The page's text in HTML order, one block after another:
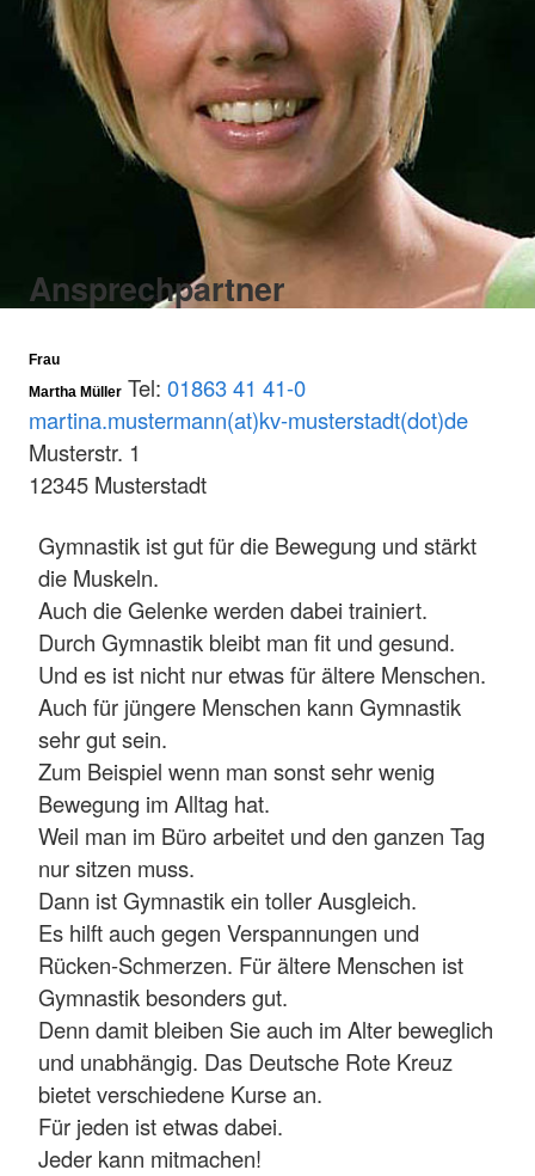
Ansprechpartner
Frau
Martha Müller Tel: 01863 41 41-0
martina.mustermann(at)kv-musterstadt(dot)de
Musterstr. 1
12345 Musterstadt
Gymnastik ist gut für die Bewegung und stärkt
die Muskeln.
Auch die Gelenke werden dabei trainiert.
Durch Gymnastik bleibt man fit und gesund.
Und es ist nicht nur etwas für ältere Menschen.
Auch für jüngere Menschen kann Gymnastik
sehr gut sein.
Zum Beispiel wenn man sonst sehr wenig
Bewegung im Alltag hat.
Weil man im Büro arbeitet und den ganzen Tag
nur sitzen muss.
Dann ist Gymnastik ein toller Ausgleich.
Es hilft auch gegen Verspannungen und
Rücken-Schmerzen. Für ältere Menschen ist
Gymnastik besonders gut.
Denn damit bleiben Sie auch im Alter beweglich
und unabhängig. Das Deutsche Rote Kreuz
bietet verschiedene Kurse an.
Für jeden ist etwas dabei.
Jeder kann mitmachen!